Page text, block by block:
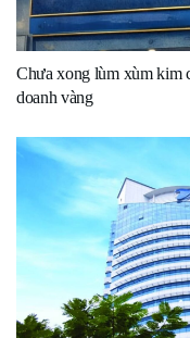
Chưa xong lùm xùm kim
doanh vàng